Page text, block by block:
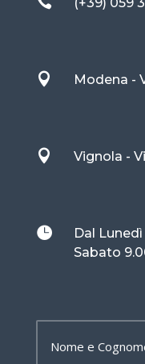
 Modena -
 Vignola -

Dal
Sabato